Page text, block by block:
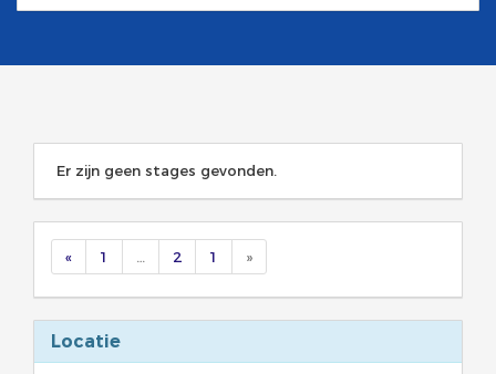
Er zijn geen stages gevonden.
« 1 2 1 »
Locatie